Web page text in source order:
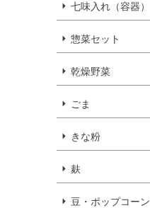
七味入れ（容器）
惣菜セット
乾燥野菜
ごま
きな粉
麸
豆・ポップコーン